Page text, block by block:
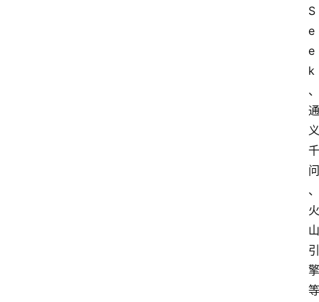
S
e
e
k
、
通
义
千
问
、
火
山
引
擎
等